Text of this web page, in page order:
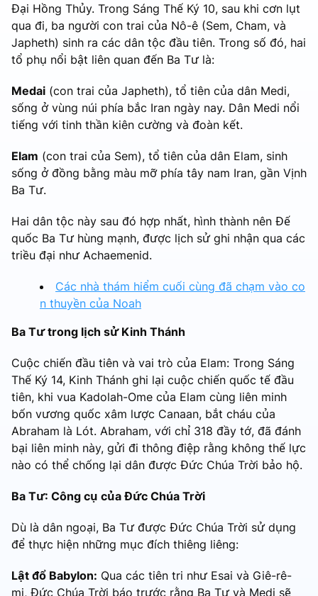
Đại Hồng Thủy. Trong Sáng Thế Ký 10, sau khi cơn lụt
qua đi, ba người con trai của Nô-ê (Sem, Cham, và
Japheth) sinh ra các dân tộc đầu tiên. Trong số đó, hai
tổ phụ nổi bật liên quan đến Ba Tư là:
Medai (con trai của Japheth), tổ tiên của dân Medi,
sống ở vùng núi phía bắc Iran ngày nay. Dân Medi nổi
tiếng với tinh thần kiên cường và đoàn kết.
Elam (con trai của Sem), tổ tiên của dân Elam, sinh
sống ở đồng bằng màu mỡ phía tây nam Iran, gần Vịnh
Ba Tư.
Hai dân tộc này sau đó hợp nhất, hình thành nên Đế
quốc Ba Tư hùng mạnh, được lịch sử ghi nhận qua các
triều đại như Achaemenid.
Các nhà thám hiểm cuối cùng đã chạm vào co
n thuyền của Noah
Ba Tư trong lịch sử Kinh Thánh
Cuộc chiến đầu tiên và vai trò của Elam: Trong Sáng
Thế Ký 14, Kinh Thánh ghi lại cuộc chiến quốc tế đầu
tiên, khi vua Kadolah-Ome của Elam cùng liên minh
bốn vương quốc xâm lược Canaan, bắt cháu của
Abraham là Lót. Abraham, với chỉ 318 đầy tớ, đã đánh
bại liên minh này, gửi đi thông điệp rằng không thế lực
nào có thể chống lại dân được Đức Chúa Trời bảo hộ.
Ba Tư: Công cụ của Đức Chúa Trời
Dù là dân ngoại, Ba Tư được Đức Chúa Trời sử dụng
để thực hiện những mục đích thiêng liêng:
Lật đổ Babylon: Qua các tiên tri như Esai và Giê-rê-
mi, Đức Chúa Trời báo trước rằng Ba Tư và Medi sẽ